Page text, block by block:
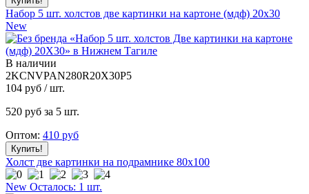
Набор 5 шт. холстов две картинки на картоне (мдф) 20x30
New
В наличии
2KCNVPAN280R20X30P5
104 руб / шт.
520 руб за 5 шт.
Оптом: 410 руб
Холст две картинки на подрамнике 80x100
New Осталось: 1 шт.